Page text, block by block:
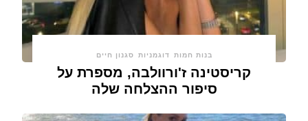
בנות חמות דוגמניות סגנון חיים
קריסטינה ז'ורוולבה, מספרת על
סיפור ההצלחה שלה